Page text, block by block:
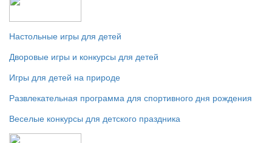
Настольные игры для детей
Дворовые игры и конкурсы для детей
Игры для детей на природе
Развлекательная программа для спортивного дня рождения
Веселые конкурсы для детского праздника